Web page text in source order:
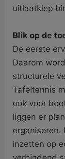
uitlaatklep
Blik op de
De eerste
Daarom
structurele
Tafeltennis
ook voor
liggen er
organiseren.
inzetten op